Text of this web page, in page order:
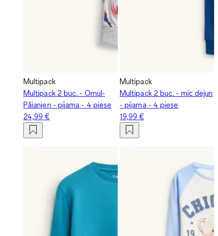
Multipack
Multipack 2 buc. - Omul-
Păianjen - pijama - 4 piese
24,99 €
Multipack
Multipack 2 buc. - mic dejun
- pijama - 4 piese
19,99 €